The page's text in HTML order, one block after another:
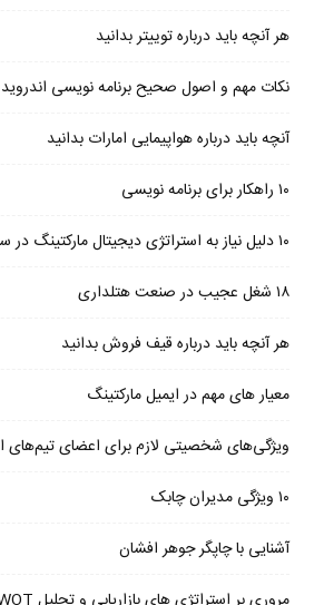
هر آنچه باید درباره توییتر بدانید
نکات مهم و اصول صحیح برنامه نویسی اندروید
آنچه باید درباره هواپیمایی امارات بدانید
۱۰ راهکار برای برنامه نویسی
۱۰ دلیل نیاز به استراتژی دیجیتال مارکتینگ در سال ۹۷
۱۸ شغل عجیب در صنعت هتلداری
هر آنچه باید درباره قیف فروش بدانید
معیار های مهم در ایمیل مارکتینگ
ویژگی‌های شخصیتی لازم برای اعضای تیم‌های
۱۰ ویژگی مدیران چابک
آشنایی با چاپگر جوهر افشان